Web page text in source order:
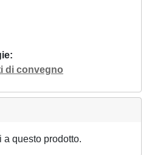
di convegno
a questo prodotto.